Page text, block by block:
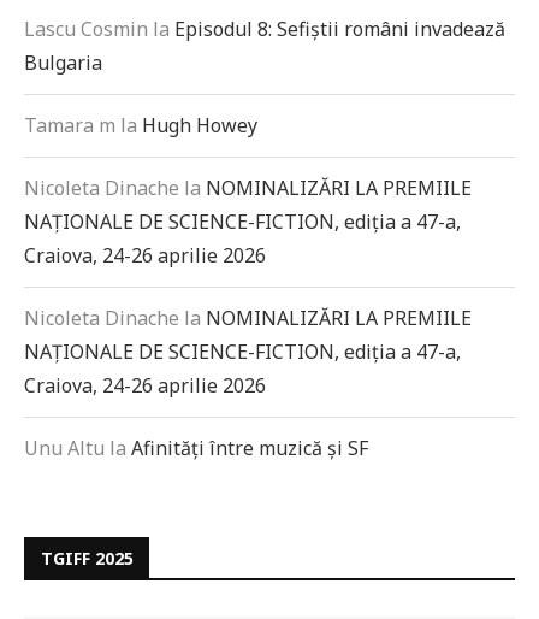
Lascu Cosmin la Episodul 8: Sefiștii români invadează
Bulgaria
Tamara m la Hugh Howey
Nicoleta Dinache la NOMINALIZĂRI LA PREMIILE
NAȚIONALE DE SCIENCE-FICTION, ediția a 47-a,
Craiova, 24-26 aprilie 2026
Nicoleta Dinache la NOMINALIZĂRI LA PREMIILE
NAȚIONALE DE SCIENCE-FICTION, ediția a 47-a,
Craiova, 24-26 aprilie 2026
Unu Altu la Afinități între muzică și SF
TGIFF 2025